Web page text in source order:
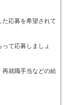
応募を希望されて
て応募しましょ
再就職手当などの給